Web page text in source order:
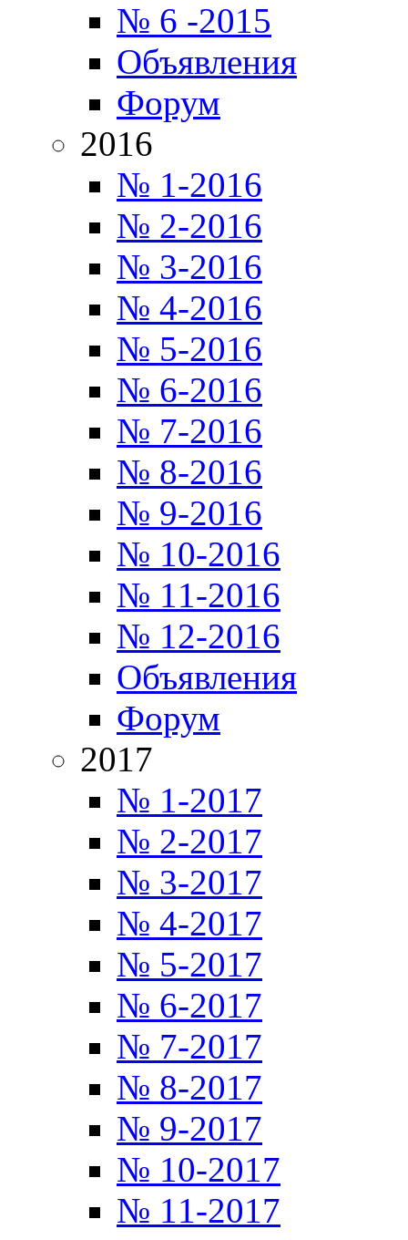
№ 6 -2015
Объявления
Форум
2016
№ 1-2016
№ 2-2016
№ 3-2016
№ 4-2016
№ 5-2016
№ 6-2016
№ 7-2016
№ 8-2016
№ 9-2016
№ 10-2016
№ 11-2016
№ 12-2016
Объявления
Форум
2017
№ 1-2017
№ 2-2017
№ 3-2017
№ 4-2017
№ 5-2017
№ 6-2017
№ 7-2017
№ 8-2017
№ 9-2017
№ 10-2017
№ 11-2017